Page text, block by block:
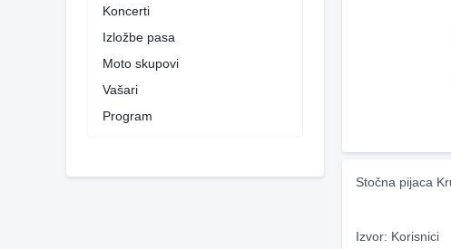
Koncerti
Izložbe pasa
Moto skupovi
Vašari
Program
Stočna pijaca
Izvor: Korisnici